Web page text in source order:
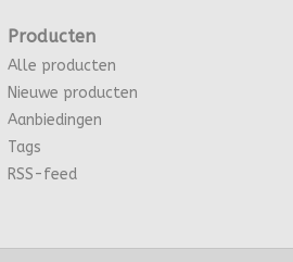
Producten
Alle producten
Nieuwe producten
Aanbiedingen
Tags
RSS-feed